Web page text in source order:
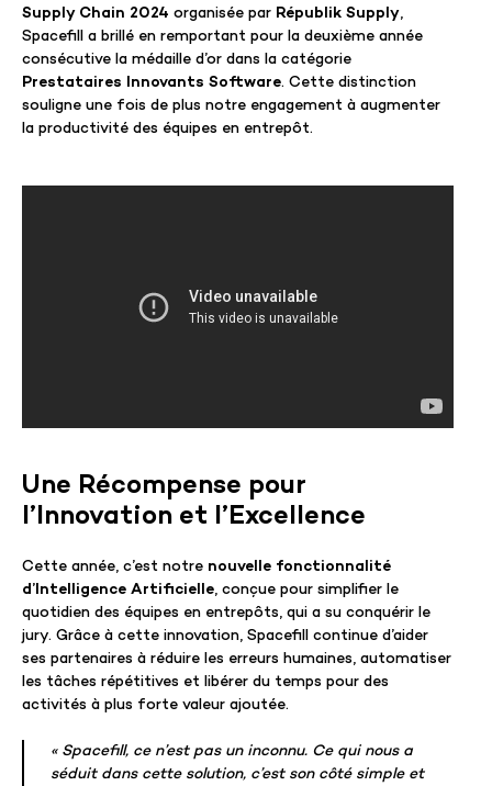
Supply Chain 2024 organisée par Républik Supply,
Spacefill a brillé en remportant pour la deuxième année
consécutive la médaille d’or dans la catégorie
Prestataires Innovants Software. Cette distinction
souligne une fois de plus notre engagement à augmenter
la productivité des équipes en entrepôt.
Une Récompense pour
l’Innovation et l’Excellence
Cette année, c’est notre nouvelle fonctionnalité
d’Intelligence Artificielle, conçue pour simplifier le
quotidien des équipes en entrepôts, qui a su conquérir le
jury. Grâce à cette innovation, Spacefill continue d’aider
ses partenaires à réduire les erreurs humaines, automatiser
les tâches répétitives et libérer du temps pour des
activités à plus forte valeur ajoutée.
« Spacefill, ce n’est pas un inconnu. Ce qui nous a
séduit dans cette solution, c’est son côté simple et